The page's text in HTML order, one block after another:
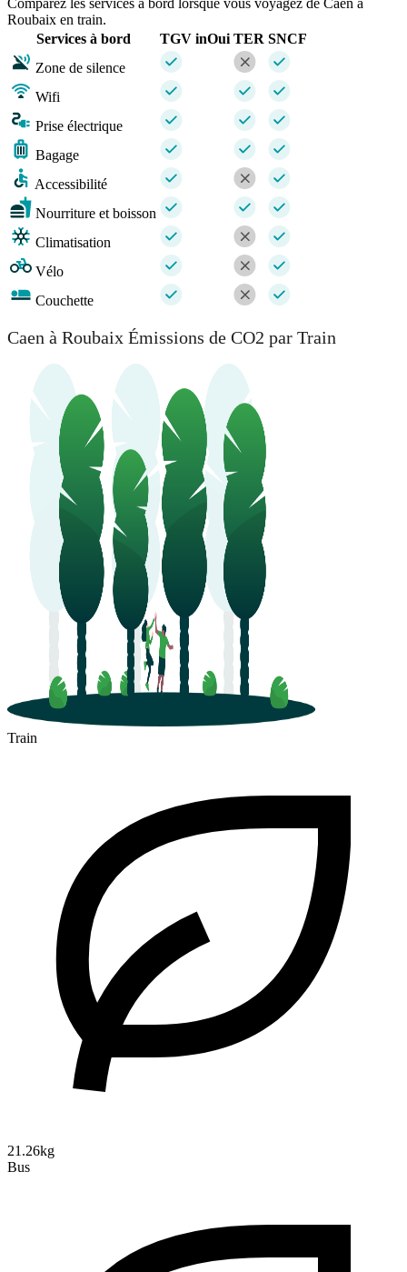
Comparez les services à bord lorsque vous voyagez de Caen à
Roubaix en train.
Services à bord
TGV inOui TER SNCF
Zone de silence
Wifi
Prise électrique
Bagage
Accessibilité
Nourriture et boisson
Climatisation
Vélo
Couchette
Caen à Roubaix Émissions de CO2 par Train
Train
21.26kg
Bus